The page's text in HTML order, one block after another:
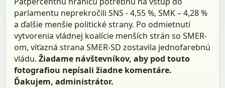
parlamentu neprekročili SNS - 4,55 %, SMK – 4,28 %
a ďalšie menšie politické strany. Po odmietnutí
vytvorenia vládnej koalície menších strán so SMER-
om, víťazná strana SMER-SD zostavila jednofarebnú
vládu.Žiadame návštevníkov, aby pod touto
fotografiou nepísali žiadne komentáre.
Ďakujem, administrátor.